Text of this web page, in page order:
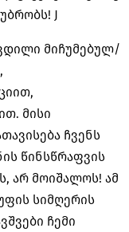
J
მიჩუმებულ/
მისი
ჩვენს
წინსწრაფვის
არ მოიშალოს! ამ
სიმღერის
ჩემი